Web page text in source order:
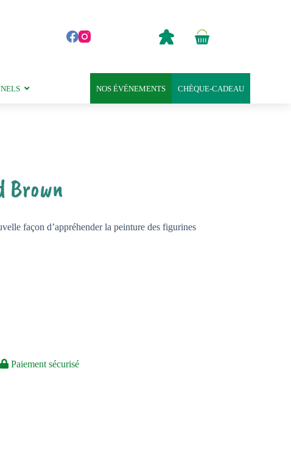
Panier
0,00
CHÈQUE-CADEAU
NOS ÉVÉNEMENTS
Brown
façon d’appréhender la peinture des figurines
Paiement sécurisé